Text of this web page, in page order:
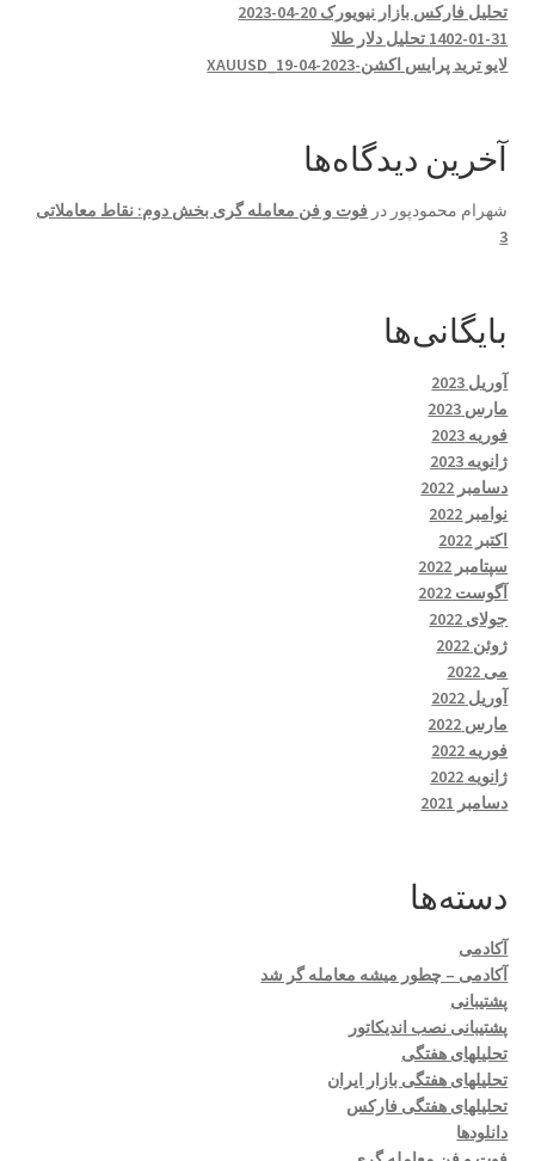
تحلیل فارکس بازار نیویورک 20-04-2023
1402-01-31 تحلیل دلار طلا
لایو ترید پرایس اکشن-XAUUSD_19-04-2023
آخرین دیدگاه‌ها
شهرام محمودپور در فوت و فن معامله گری بخش دوم: نقاط معاملاتی
3
بایگانی‌ها
آوریل 2023
مارس 2023
فوریه 2023
ژانویه 2023
دسامبر 2022
نوامبر 2022
اکتبر 2022
سپتامبر 2022
آگوست 2022
جولای 2022
ژوئن 2022
می 2022
آوریل 2022
مارس 2022
فوریه 2022
ژانویه 2022
دسامبر 2021
دسته‌ها
آکادمی
آکادمی – چطور میشه معامله گر شد
پشتیبانی
پشتیبانی نصب اندیکاتور
تحلیلهای هفتگی
تحلیلهای هفتگی بازار ایران
تحلیلهای هفتگی فارکس
دانلودها